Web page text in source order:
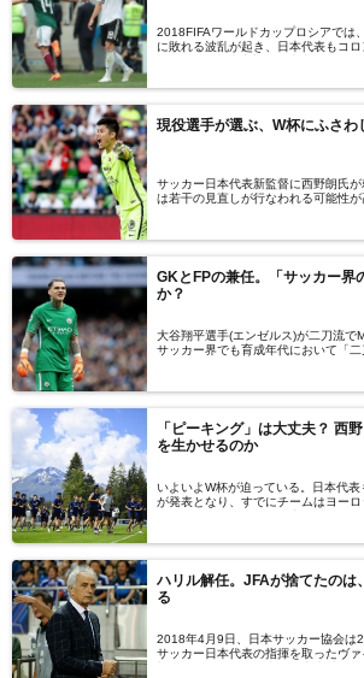
2018FIFAワールドカップロシアでは
に敗れる波乱が起き、日本代表もコ
た。いずれの試合も、格下のチーム
ントキリング”の事例と言えるだろう
で、これらを超える番狂わせが起こる
現役選手が選ぶ、W杯にふさわ
サッカー日本代表新監督に西野朗氏
は若干の見直しが行なわれる可能性
れる基準そのものは大きく変わらな
なるのだろうか？ モンゴル・
ってもらった。（文：冨澤拓海）
GKとFPの兼任。「サッカー界
か？
大谷翔平選手(エンゼルス)が二刀流で
サッカー界でも育成年代において「
この二刀流を選択する選手が増えた
メリットについてモンゴル・Anduud
「ピーキング」は大丈夫？ 西
を生かせるのか
いよいよW杯が迫っている。日本代
が発表となり、すでにチームはヨー
だ。4年前、欧州の強豪リーグで活躍
も言われたチームは、1勝も挙げられ
った。ロシアに乗り込む日本代表は
か。日本代表を追い続ける飯間健記
らう。（文＝飯間健）
ハリル解任。JFAが捨てたのは
る
2018年4月9日、日本サッカー協会は
サッカー日本代表の指揮を取ったヴ